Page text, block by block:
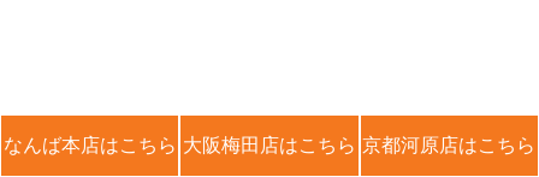
なんば本店はこちら 大阪梅田店はこちら 京都河原店はこちら